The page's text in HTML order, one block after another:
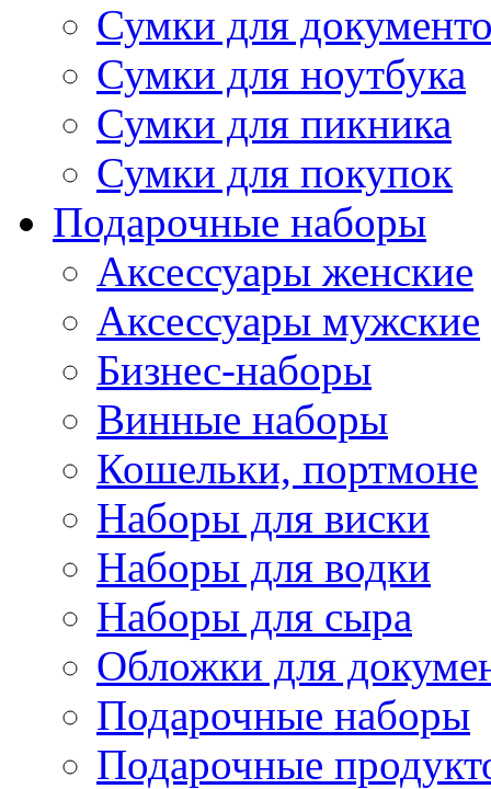
Сумки для
Сумки для ноутбука
Сумки для пикника
Сумки для покупок
Подарочные наборы
Аксессуары женские
Аксессуары мужские
Бизнес-наборы
Винные наборы
Кошельки, портмоне
Наборы для виски
Наборы для водки
Наборы для сыра
Обложки для
Подарочные наборы
Подарочные